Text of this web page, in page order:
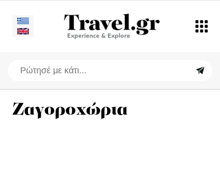
Ζαγοροχώρια